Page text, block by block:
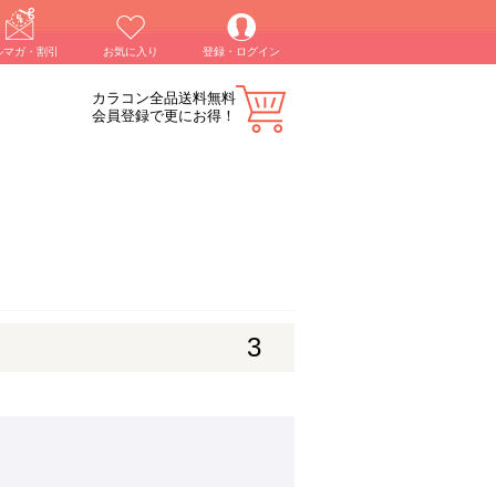
マガ・割引 お気に入り 登録・ログイン
カラコン全品送料無料
会員登録で更にお得！
3